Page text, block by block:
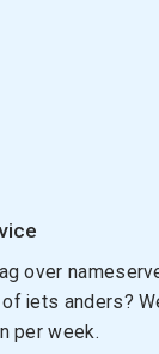
over
iets anders?
per week.